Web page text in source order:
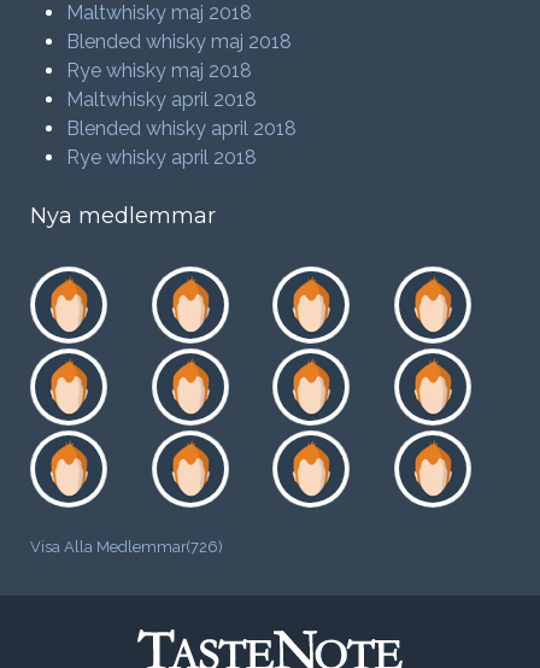
Maltwhisky maj 2018
Blended whisky maj 2018
Rye whisky maj 2018
Maltwhisky april 2018
Blended whisky april 2018
Rye whisky april 2018
Nya medlemmar
Visa Alla Medlemmar(726)